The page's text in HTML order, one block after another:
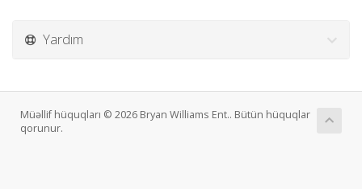
Yardım
Müəllif hüquqları © 2026 Bryan Williams Ent.. Bütün hüquqlar
qorunur.